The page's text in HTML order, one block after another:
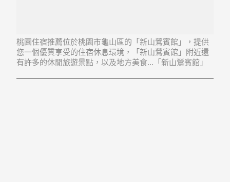
桃園住宿推薦位於桃園市龜山區的「新山鶯賓館」，提供
您一個優質享受的住宿休息環境，「新山鶯賓館」附近還
有許多的休閒旅遊景點，以及地方美食...「新山鶯賓館」